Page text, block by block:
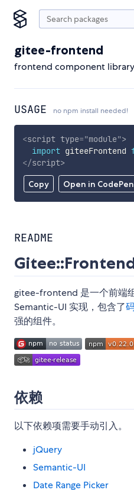
gitee-frontend
frontend component
USAGE no npm install needed!
Copy Open in CodePen
<script type="module">
import giteeFrontend
</script>
README
gitee-frontend 是一个前端
Semantic-UI 实现，包含了
强的组件。
依赖
以下依赖项需要手动引入。
jQuery
Semantic-UI
Date Range Picker